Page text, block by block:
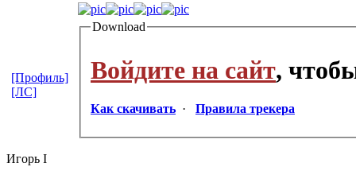
Download
Войдите на сайт,
Как скачивать · Правила трекера
[Профиль]
[ЛС]
Игорь I